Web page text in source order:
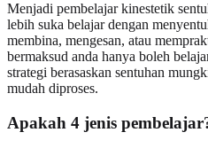
Menjadi pembelajar kinestetik
lebih suka belajar dengan
membina, mengesan, atau
bermaksud anda hanya boleh
strategi berasaskan sentuhan
mudah diproses.
Apakah 4 jenis